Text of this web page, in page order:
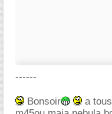
------
Bonsoir
a